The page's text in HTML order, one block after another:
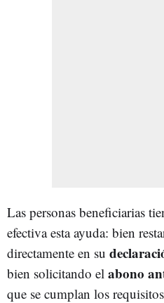
Las personas beneficiarias
efectiva esta ayuda: bien
directamente en su
bien solicitando el abono
que se cumplan los